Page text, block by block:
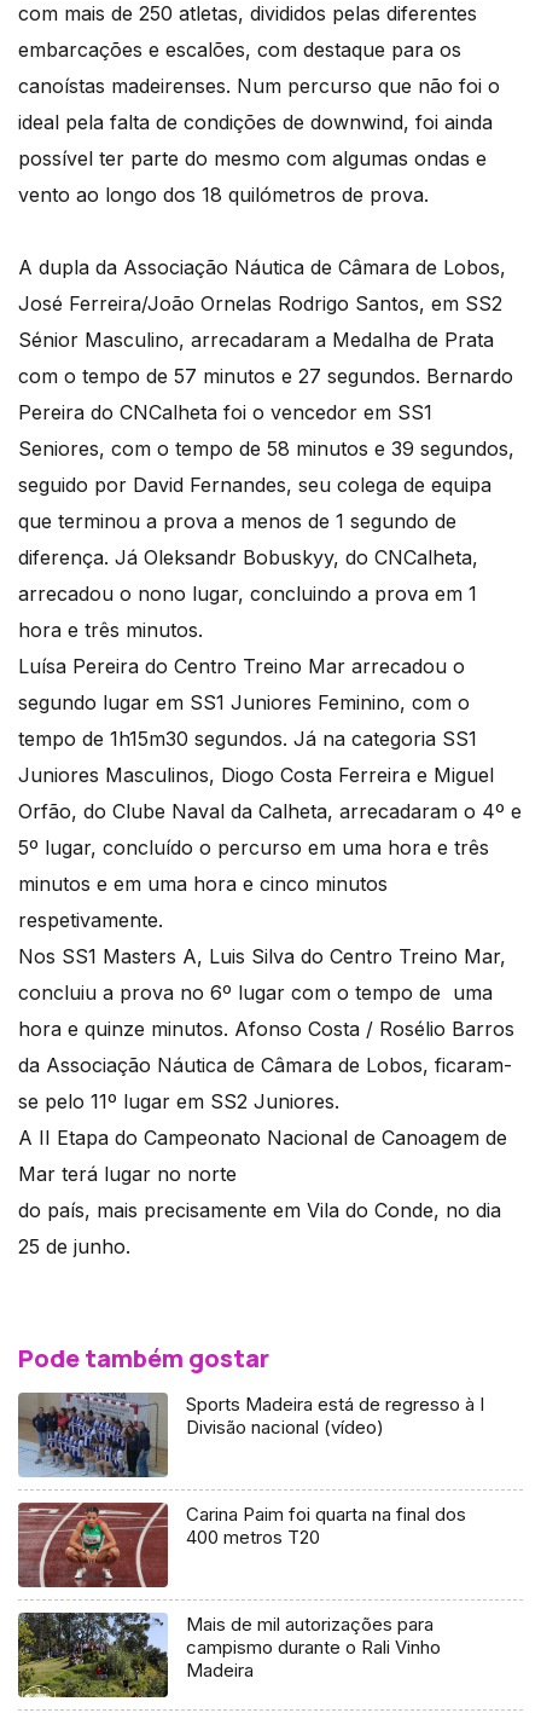
com mais de 250 atletas, divididos pelas diferentes
embarcações e escalões, com destaque para os
canoístas madeirenses. Num percurso que não foi o
ideal pela falta de condições de downwind, foi ainda
possível ter parte do mesmo com algumas ondas e
vento ao longo dos 18 quilómetros de prova.
A dupla da Associação Náutica de Câmara de Lobos,
José Ferreira/João Ornelas Rodrigo Santos, em SS2
Sénior Masculino, arrecadaram a Medalha de Prata
com o tempo de 57 minutos e 27 segundos. Bernardo
Pereira do CNCalheta foi o vencedor em SS1
Seniores, com o tempo de 58 minutos e 39 segundos,
seguido por David Fernandes, seu colega de equipa
que terminou a prova a menos de 1 segundo de
diferença. Já Oleksandr Bobuskyy, do CNCalheta,
arrecadou o nono lugar, concluindo a prova em 1
hora e três minutos.
Luísa Pereira do Centro Treino Mar arrecadou o
segundo lugar em SS1 Juniores Feminino, com o
tempo de 1h15m30 segundos. Já na categoria SS1
Juniores Masculinos, Diogo Costa Ferreira e Miguel
Orfão, do Clube Naval da Calheta, arrecadaram o 4º e
5º lugar, concluído o percurso em uma hora e três
minutos e em uma hora e cinco minutos
respetivamente.
Nos SS1 Masters A, Luis Silva do Centro Treino Mar,
concluiu a prova no 6º lugar com o tempo de uma
hora e quinze minutos. Afonso Costa / Rosélio Barros
da Associação Náutica de Câmara de Lobos, ficaram-
se pelo 11º lugar em SS2 Juniores.
A II Etapa do Campeonato Nacional de Canoagem de
Mar terá lugar no norte
do país, mais precisamente em Vila do Conde, no dia
25 de junho.
Pode também gostar
Sports Madeira está de regresso à I
Divisão nacional (vídeo)
Carina Paim foi quarta na final dos
400 metros T20
Mais de mil autorizações para
campismo durante o Rali Vinho
Madeira